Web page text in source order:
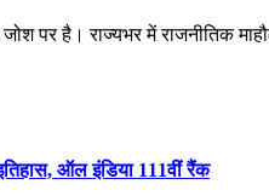
पर है। राज्यभर में राजनीतिक
ऑल इंडिया 111वीं रैंक